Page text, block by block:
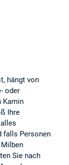
hängt von
oder
Kamin
Ihre
falls Personen
Sie nach